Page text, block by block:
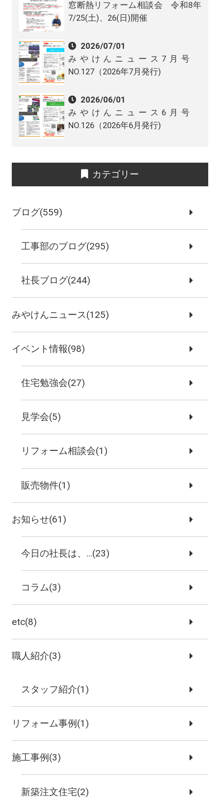
窓断熱リフォーム相談会 令和8年
7/25(土)、26(日)開催
2026/07/01
みやけんニュース7月号
NO.127（2026年7月発行)
2026/06/01
みやけんニュース6月号
NO.126（2026年6月発行)
カテゴリー
ブログ(559)
工事部のブログ(295)
社長ブログ(244)
みやけんニュース(125)
イベント情報(98)
住宅勉強会(27)
見学会(5)
リフォーム相談会(1)
販売物件(1)
お知らせ(61)
今日の社長は、…(23)
コラム(3)
etc(8)
職人紹介(3)
スタッフ紹介(1)
リフォーム事例(1)
施工事例(3)
新築注文住宅(2)